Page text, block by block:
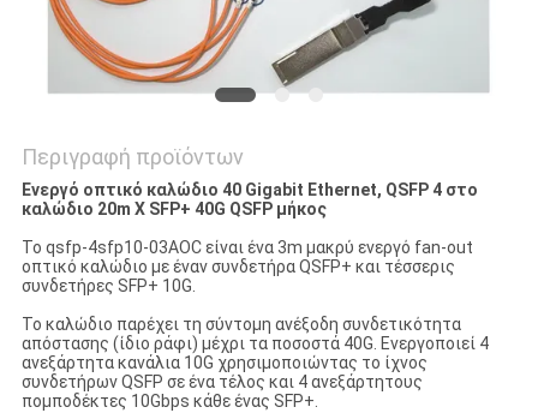
Περιγραφή προϊόντων
Ενεργό οπτικό καλώδιο 40 Gigabit Ethernet, QSFP 4 στο
καλώδιο 20m Χ SFP+ 40G QSFP μήκος
Το qsfp-4sfp10-03AOC είναι ένα 3m μακρύ ενεργό fan-out
οπτικό καλώδιο με έναν συνδετήρα QSFP+ και τέσσερις
συνδετήρες SFP+ 10G.
Το καλώδιο παρέχει τη σύντομη ανέξοδη συνδετικότητα
απόστασης (ίδιο ράφι) μέχρι τα ποσοστά 40G. Ενεργοποιεί 4
ανεξάρτητα κανάλια 10G χρησιμοποιώντας το ίχνος
συνδετήρων QSFP σε ένα τέλος και 4 ανεξάρτητους
πομποδέκτες 10Gbps κάθε ένας SFP+.